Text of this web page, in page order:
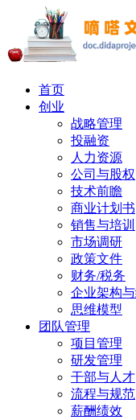
首页
创业
战略管理
投融资
人力资源
公司与股权
技术前瞻
商业计划书
销售与培训
市场调研
政策文件
财务/税务
企业架构
思维模型
团队管理
项目管理
研发管理
干部与人才
流程与规范
薪酬绩效